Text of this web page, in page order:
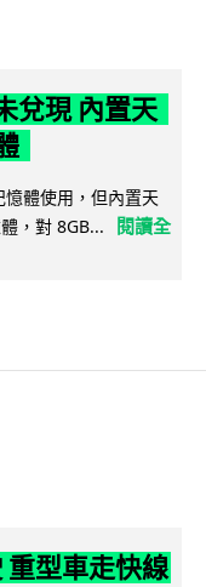
兌現 內置天
體使用，但內置天
，對 8GB...
閱讀全
型車走快線